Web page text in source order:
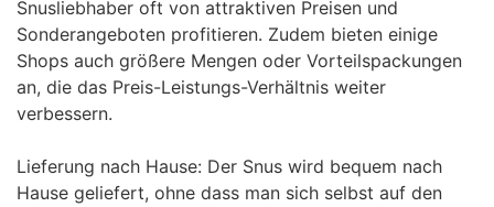
Snusliebhaber oft von attraktiven Preisen und
Sonderangeboten profitieren. Zudem bieten einige
Shops auch größere Mengen oder Vorteilspackungen
an, die das Preis-Leistungs-Verhältnis weiter
verbessern.
Lieferung nach Hause: Der Snus wird bequem nach
Hause geliefert, ohne dass man sich selbst auf den